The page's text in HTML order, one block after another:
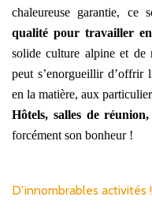
chaleureuse garantie, ce
qualité pour travailler
solide culture alpine et de
peut s’enorgueillir d’offrir
en la matière, aux
Hôtels, salles de
forcément son bonheur !
D’innombrables activités !